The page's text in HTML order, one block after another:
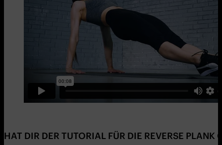
HAT DIR DER TUTORIAL FÜR DIE REVERSE